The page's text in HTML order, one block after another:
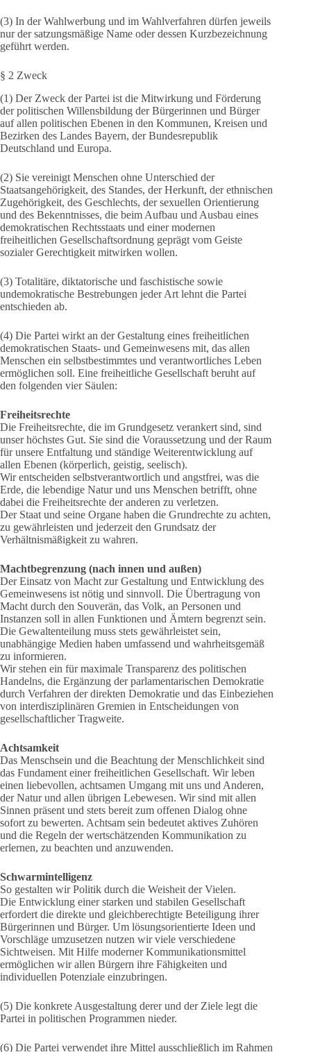
(3) In der Wahlwerbung und im Wahlverfahren dürfen jeweils
nur der satzungsmäßige Name oder dessen Kurzbezeichnung
geführt werden.
§ 2 Zweck
(1) Der Zweck der Partei ist die Mitwirkung und Förderung
der politischen Willensbildung der Bürgerinnen und Bürger
auf allen politischen Ebenen in den Kommunen, Kreisen und
Bezirken des Landes Bayern, der Bundesrepublik
Deutschland und Europa.
(2) Sie vereinigt Menschen ohne Unterschied der
Staatsangehörigkeit, des Standes, der Herkunft, der ethnischen
Zugehörigkeit, des Geschlechts, der sexuellen Orientierung
und des Bekenntnisses, die beim Aufbau und Ausbau eines
demokratischen Rechtsstaats und einer modernen
freiheitlichen Gesellschaftsordnung geprägt vom Geiste
sozialer Gerechtigkeit mitwirken wollen.
(3) Totalitäre, diktatorische und faschistische sowie
undemokratische Bestrebungen jeder Art lehnt die Partei
entschieden ab.
(4) Die Partei wirkt an der Gestaltung eines freiheitlichen
demokratischen Staats- und Gemeinwesens mit, das allen
Menschen ein selbstbestimmtes und verantwortliches Leben
ermöglichen soll. Eine freiheitliche Gesellschaft beruht auf
den folgenden vier Säulen:
Freiheitsrechte
Die Freiheitsrechte, die im Grundgesetz verankert sind, sind
unser höchstes Gut. Sie sind die Voraussetzung und der Raum
für unsere Entfaltung und ständige Weiterentwicklung auf
allen Ebenen (körperlich, geistig, seelisch).
Wir entscheiden selbstverantwortlich und angstfrei, was die
Erde, die lebendige Natur und uns Menschen betrifft, ohne
dabei die Freiheitsrechte der anderen zu verletzen.
Der Staat und seine Organe haben die Grundrechte zu achten,
zu gewährleisten und jederzeit den Grundsatz der
Verhältnismäßigkeit zu wahren.
Machtbegrenzung (nach innen und außen)
Der Einsatz von Macht zur Gestaltung und Entwicklung des
Gemeinwesens ist nötig und sinnvoll. Die Übertragung von
Macht durch den Souverän, das Volk, an Personen und
Instanzen soll in allen Funktionen und Ämtern begrenzt sein.
Die Gewaltenteilung muss stets gewährleistet sein,
unabhängige Medien haben umfassend und wahrheitsgemäß
zu informieren.
Wir stehen ein für maximale Transparenz des politischen
Handelns, die Ergänzung der parlamentarischen Demokratie
durch Verfahren der direkten Demokratie und das Einbeziehen
von interdisziplinären Gremien in Entscheidungen von
gesellschaftlicher Tragweite.
Achtsamkeit
Das Menschsein und die Beachtung der Menschlichkeit sind
das Fundament einer freiheitlichen Gesellschaft. Wir leben
einen liebevollen, achtsamen Umgang mit uns und Anderen,
der Natur und allen übrigen Lebewesen. Wir sind mit allen
Sinnen präsent und stets bereit zum offenen Dialog ohne
sofort zu bewerten. Achtsam sein bedeutet aktives Zuhören
und die Regeln der wertschätzenden Kommunikation zu
erlernen, zu beachten und anzuwenden.
Schwarmintelligenz
So gestalten wir Politik durch die Weisheit der Vielen.
Die Entwicklung einer starken und stabilen Gesellschaft
erfordert die direkte und gleichberechtigte Beteiligung ihrer
Bürgerinnen und Bürger. Um lösungsorientierte Ideen und
Vorschläge umzusetzen nutzen wir viele verschiedene
Sichtweisen. Mit Hilfe moderner Kommunikationsmittel
ermöglichen wir allen Bürgern ihre Fähigkeiten und
individuellen Potenziale einzubringen.
(5) Die konkrete Ausgestaltung derer und der Ziele legt die
Partei in politischen Programmen nieder.
(6) Die Partei verwendet ihre Mittel ausschließlich im Rahmen